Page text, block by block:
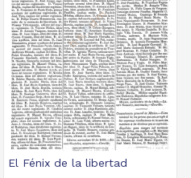
El Fénix de la libertad